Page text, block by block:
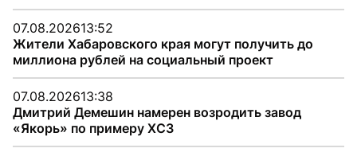
07.08.202613:52
Жители Хабаровского края могут получить до
миллиона рублей на социальный проект
07.08.202613:38
Дмитрий Демешин намерен возродить завод
«Якорь» по примеру ХСЗ